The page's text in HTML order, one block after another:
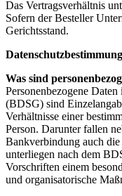
Das Vertragsverhältnis
Sofern der Besteller
Gerichtsstand.
Was sind
Personenbezogene
(BDSG) sind
Verhältnisse einer
Person. Darunter fallen
Bankverbindung auch
unterliegen nach dem
Vorschriften einem
und organisatorische